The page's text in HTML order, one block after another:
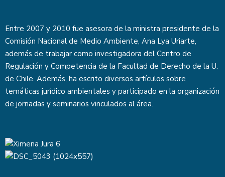
Entre 2007 y 2010 fue asesora de la ministra presidente de la
Comisión Nacional de Medio Ambiente, Ana Lya Uriarte,
además de trabajar como investigadora del Centro de
Regulación y Competencia de la Facultad de Derecho de la U.
de Chile. Además, ha escrito diversos artículos sobre
temáticas jurídico ambientales y participado en la organización
de jornadas y seminarios vinculados al área.